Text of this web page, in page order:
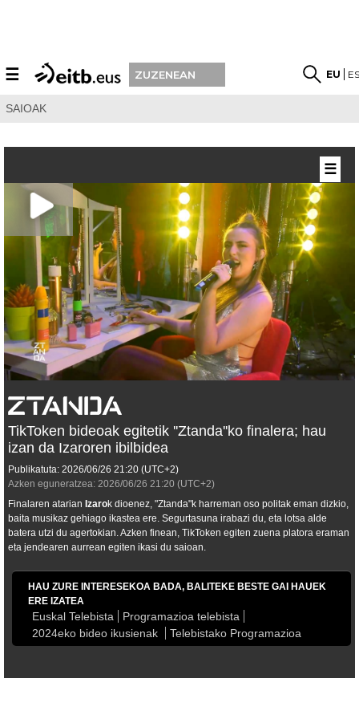
☰ ZUZENEAN EU
SAIOAK
TikToken bideoak egitetik ''Ztanda''ko finalera; hau
izan da Izaroren ibilbidea
Publikatuta: 2026/06/26 21:20 (UTC+2)
Azken eguneratzea: 2026/06/26 21:20 (UTC+2)
Finalaren atarian Izarok dioenez, "Ztanda"k harreman oso politak eman dizkio,
baita musikaz gehiago ikastea ere. Segurtasuna irabazi du, eta lotsa alde
batera utzi du agertokian. Azken finean, TikToken egiten zuena platora eraman
eta jendearen aurrean egiten ikasi du saioan.
HAU ZURE INTERESEKOA BADA, BALITEKE BESTE GAI HAUEK
ERE IZATEA
Euskal Telebista
Programazioa telebista
2024eko bideo ikusienak
Telebistako Programazioa
☰